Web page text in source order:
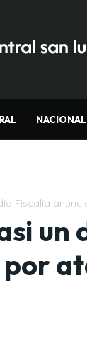
Fiscalía